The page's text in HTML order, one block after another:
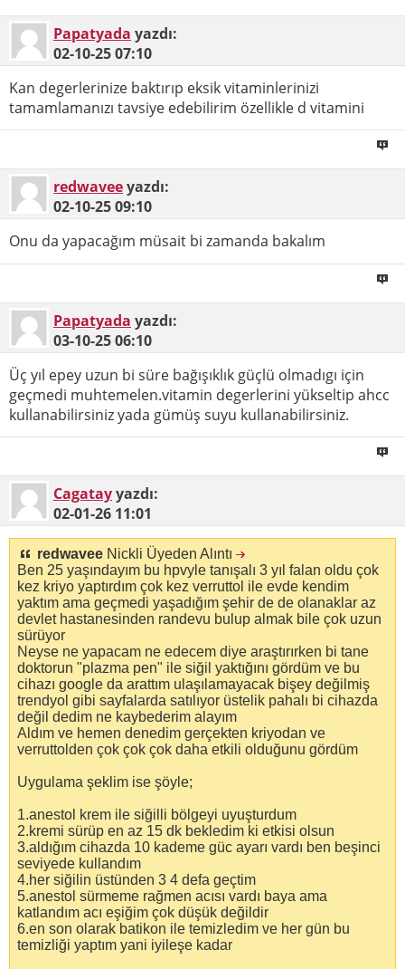
Papatyada yazdı:
02-10-2507:10
Kan degerlerinize baktırıp eksik vitaminlerinizi
tamamlamanızı tavsiye edebilirim özellikle d vitamini
redwaveeyazdı:
02-10-2509:10
Onu da yapacağım müsait bi zamanda bakalım
Papatyada yazdı:
03-10-2506:10
Üç yıl epey uzun bi süre bağışıklık güçlü olmadıgı için
geçmedi muhtemelen.vitamin degerlerini yükseltip ahcc
kullanabilirsiniz yada gümüş suyu kullanabilirsiniz.
Cagatayyazdı:
02-01-26 11:01
redwavee Nickli Üyeden Alıntı
Ben 25 yaşındayım bu hpvyle tanışalı 3 yıl falan oldu çok
kez kriyo yaptırdım çok kez verruttol ile evde kendim
yaktım ama geçmedi yaşadığım şehir de de olanaklar az
devlet hastanesinden randevu bulup almak bile çok uzun
sürüyor
Neyse ne yapacam ne edecem diye araştırırken bi tane
doktorun "plazma pen" ile siğil yaktığını gördüm ve bu
cihazı google da arattım ulaşılamayacak bişey değilmiş
trendyol gibi sayfalarda satılıyor üstelik pahalı bi cihazda
değil dedim ne kaybederim alayım
Aldım ve hemen denedim gerçekten kriyodan ve
verruttolden çok çok çok daha etkili olduğunu gördüm
Uygulama şeklim ise şöyle;
1.anestol krem ile siğilli bölgeyi uyuşturdum
2.kremi sürüp en az 15 dk bekledim ki etkisi olsun
3.aldığım cihazda 10 kademe güc ayarı vardı ben beşinci
seviyede kullandım
4.her siğilin üstünden 3 4 defa geçtim
5.anestol sürmeme rağmen acısı vardı baya ama
katlandım acı eşiğim çok düşük değildir
6.en son olarak batikon ile temizledim ve her gün bu
temizliği yaptım yani iyileşe kadar